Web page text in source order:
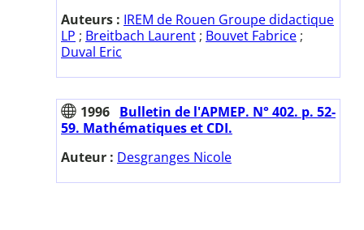
Auteurs : IREM de Rouen Groupe didactique
LP ; Breitbach Laurent ; Bouvet Fabrice ;
Duval Eric
1996 Bulletin de l'APMEP. N° 402. p. 52-
59. Mathématiques et CDI.
Auteur : Desgranges Nicole